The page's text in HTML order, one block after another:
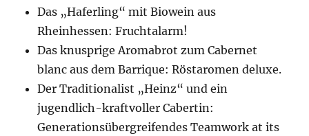
Das „Haferling“ mit Biowein aus
Rheinhessen: Fruchtalarm!
Das knusprige Aromabrot zum Cabernet
blanc aus dem Barrique: Röstaromen deluxe.
Der Traditionalist „Heinz“ und ein
jugendlich-kraftvoller Cabertin:
Generationsübergreifendes Teamwork at its